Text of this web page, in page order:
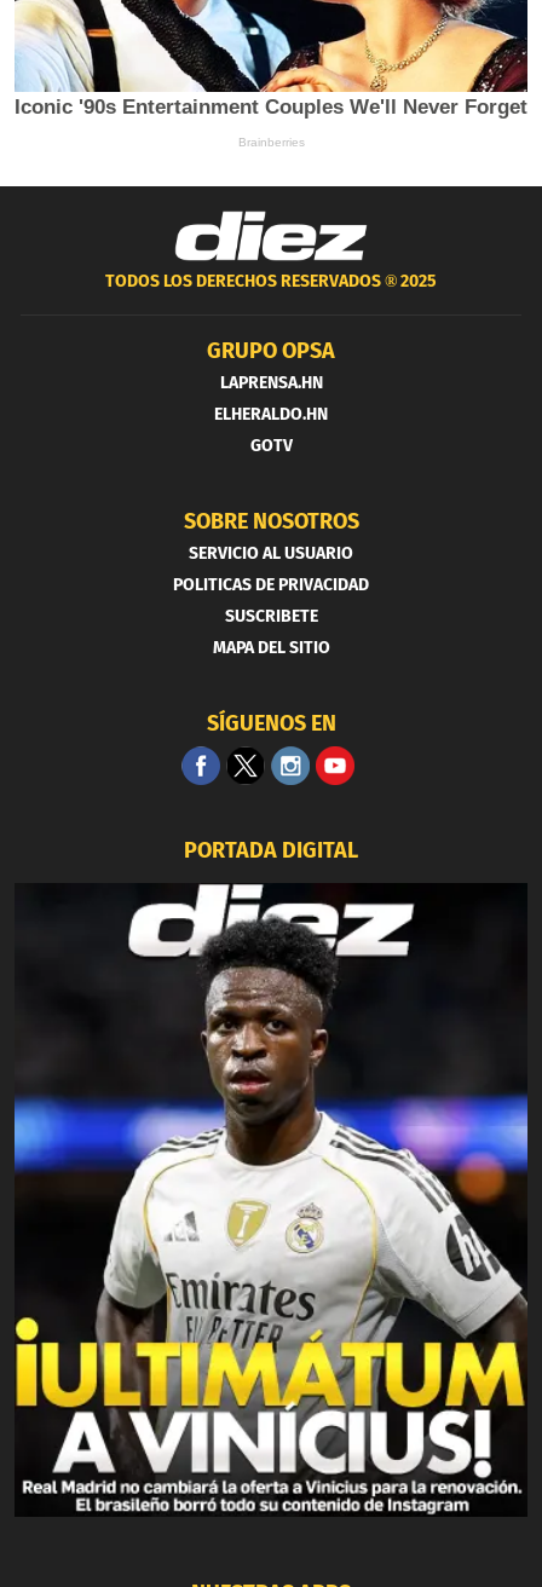
TODOS LOS DERECHOS RESERVADOS ®2025
GRUPO OPSA
LAPRENSA.HN
ELHERALDO.HN
GOTV
SOBRE NOSOTROS
SERVICIO AL USUARIO
POLITICAS DE PRIVACIDAD
SUSCRIBETE
MAPA DEL SITIO
SÍGUENOS EN
PORTADA DIGITAL